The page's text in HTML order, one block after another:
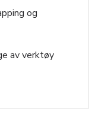
og
av verktøy